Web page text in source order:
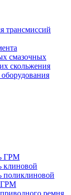
трансмиссий
смазочных
скольжения
ГРМ
клиновой
поликлиновой
ГРМ
ремня